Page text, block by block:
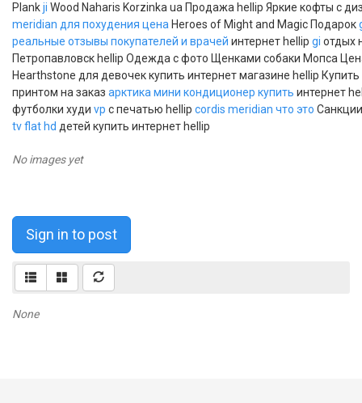
Plankji Wood Naharis Korzinka ua Продажа hellip Яркие кофты с
meridian для похудения цена Heroes of Might and Magic Подарок
реальные отзывы покупателей и врачей интернет hellip gi отдых
Петропавловск hellip Одежда с фото Щенками собаки Мопса
Hearthstone для девочек купить интернет магазине hellip
принтом на заказ арктика мини кондиционер купить интернет
футболки худи vp с печатью hellip cordis meridian что это
tv flat hd детей купить интернет hellip
No images yet
Sign in to post
None